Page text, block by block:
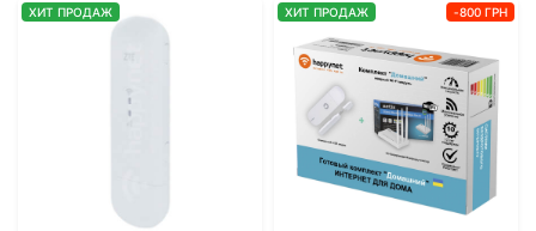
ХИТ ПРОДАЖ ХИТ ПРОДАЖ -800 ГРН